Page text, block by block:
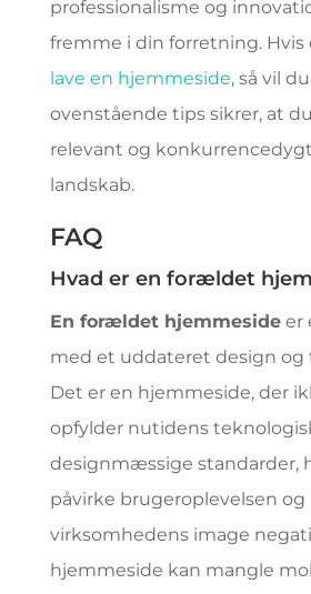
professionalisme og
fremme i din forretning. Hvis
lave en hjemmeside, så vil
ovenstående tips sikrer, at
relevant og
landskab.
FAQ
Hvad er en forældet
En forældet hjemmesideer
med et uddateret design
Det er en hjemmeside, der
opfylder nutidens
designmæssige standarder,
påvirke brugeroplevelsen og
virksomhedens image
hjemmeside kan mangle